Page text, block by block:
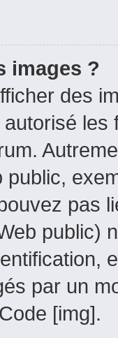
images ?
des
autorisé
pas
public)
par un
[img].